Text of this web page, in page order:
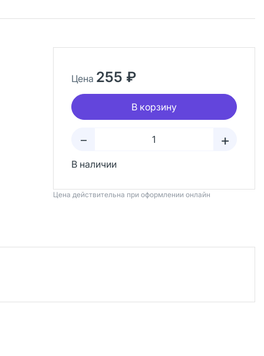
Цена 255 ₽
В корзину
– +
В наличии
Цена действительна при оформлении онлайн